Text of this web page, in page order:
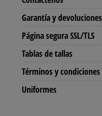
Garantía y devoluciones
Página segura SSL/TLS
Tablas de tallas
Términos y condiciones
Uniformes